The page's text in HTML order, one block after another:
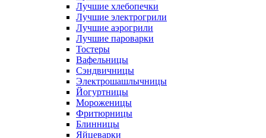
Лучшие хлебопечки
Лучшие электрогрили
Лучшие аэрогрили
Лучшие пароварки
Тостеры
Вафельницы
Сэндвичницы
Электрошашлычницы
Йогуртницы
Мороженицы
Фритюрницы
Блинницы
Яйцеварки